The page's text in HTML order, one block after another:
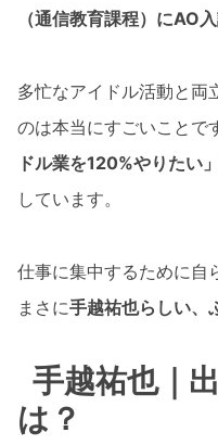
（通信教育課程）にAO
多忙なアイドル活動と両
のは本当にすごいことで
ドル業を120%やりたい」
しています。
仕事に集中するために自
まさに手越祐也らしい、
手越祐也｜
は？